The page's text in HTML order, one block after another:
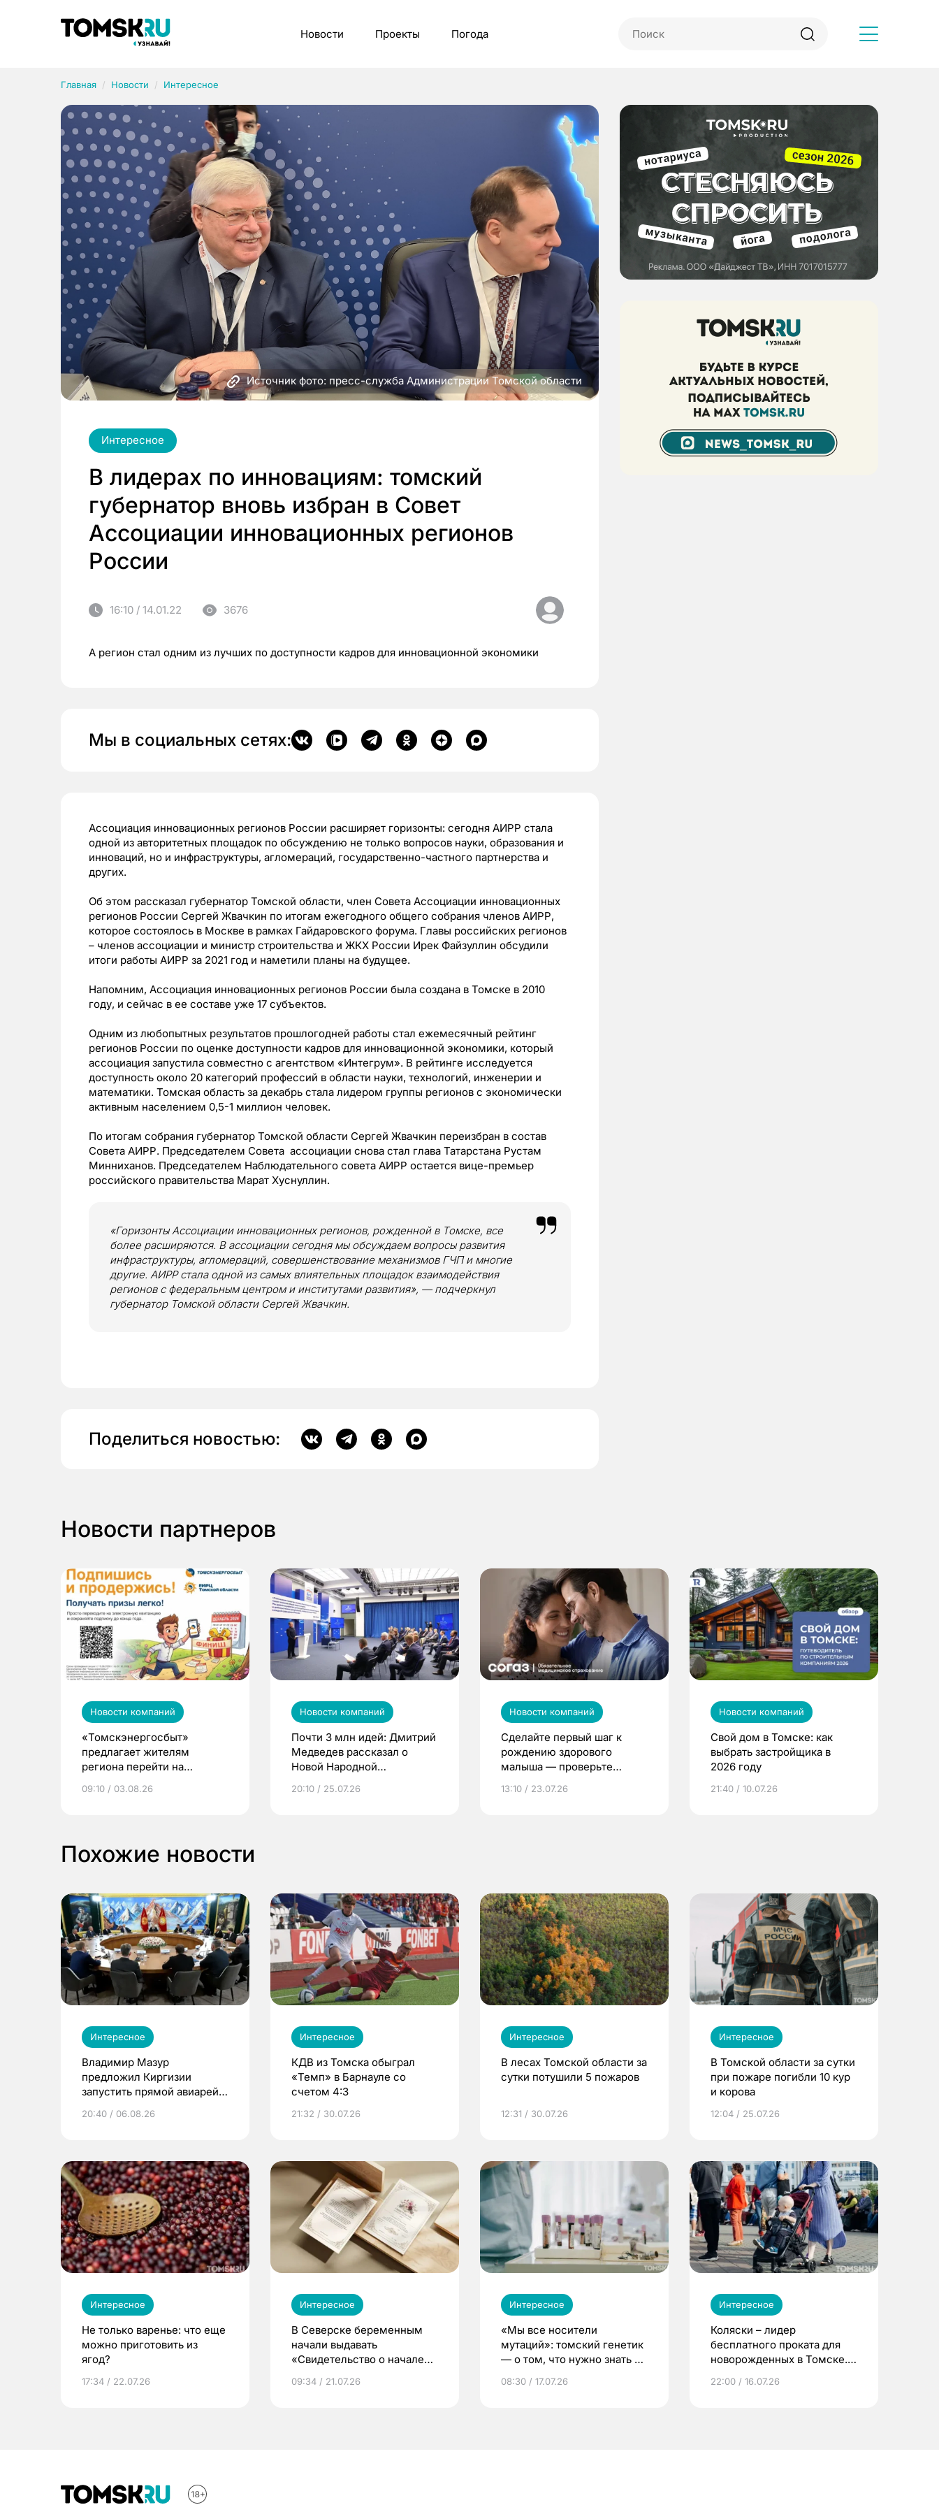
Новости Проекты Погода
Главная Новости Интересное
Источник фото: пресс-служба Администрации Томской области
Интересное
В лидерах по инновациям: томский
губернатор вновь избран в Совет
Ассоциации инновационных регионов
России
16:10 / 14.01.22 3676
А регион стал одним из лучших по доступности кадров для инновационной экономики
Мы в социальных сетях:
Ассоциация инновационных регионов России расширяет горизонты: сегодня АИРР стала
одной из авторитетных площадок по обсуждению не только вопросов науки, образования и
инноваций, но и инфраструктуры, агломераций, государственно-частного партнерства и
других.
Об этом рассказал губернатор Томской области, член Совета Ассоциации инновационных
регионов России Сергей Жвачкин по итогам ежегодного общего собрания членов АИРР,
которое состоялось в Москве в рамках Гайдаровского форума. Главы российских регионов
– членов ассоциации и министр строительства и ЖКХ России Ирек Файзуллин обсудили
итоги работы АИРР за 2021 год и наметили планы на будущее.
Напомним, Ассоциация инновационных регионов России была создана в Томске в 2010
году, и сейчас в ее составе уже 17 субъектов.
Одним из любопытных результатов прошлогодней работы стал ежемесячный рейтинг
регионов России по оценке доступности кадров для инновационной экономики, который
ассоциация запустила совместно с агентством «Интегрум». В рейтинге исследуется
доступность около 20 категорий профессий в области науки, технологий, инженерии и
математики. Томская область за декабрь стала лидером группы регионов с экономически
активным населением 0,5-1 миллион человек.
По итогам собрания губернатор Томской области Сергей Жвачкин переизбран в состав
Совета АИРР. Председателем Совета ассоциации снова стал глава Татарстана Рустам
Минниханов. Председателем Наблюдательного совета АИРР остается вице-премьер
российского правительства Марат Хуснуллин.
«Горизонты Ассоциации инновационных регионов, рожденной в Томске, все
более расширяются. В ассоциации сегодня мы обсуждаем вопросы развития
инфраструктуры, агломераций, совершенствование механизмов ГЧП и многие
другие. АИРР стала одной из самых влиятельных площадок взаимодействия
регионов с федеральным центром и институтами развития», — подчеркнул
губернатор Томской области Сергей Жвачкин.
Поделиться новостью:
Новости партнеров
Новости компаний
«Томскэнергосбыт»
предлагает жителям
региона перейти на
выиграть призы
09:10 / 03.08.26
Новости компаний
Почти 3 млн идей: Дмитрий
Медведев рассказал о
Новой Народной
20:10 / 25.07.26
Новости компаний
Сделайте первый шаг к
рождению здорового
малыша — проверьте
по ОМС!
13:10 / 23.07.26
Новости компаний
Свой дом в Томске: как
выбрать застройщика в
2026 году
21:40 / 10.07.26
Похожие новости
Интересное
Владимир Мазур
предложил Киргизии
запустить прямой авиарейс
20:40 / 06.08.26
Интересное
КДВ из Томска обыграл
«Темп» в Барнауле со
счетом 4:3
21:32 / 30.07.26
Интересное
В лесах Томской области за
сутки потушили 5 пожаров
12:31 / 30.07.26
Интересное
В Томской области за сутки
при пожаре погибли 10 кур
и корова
12:04 / 25.07.26
Интересное
Не только варенье: что еще
можно приготовить из
ягод?
17:34 / 22.07.26
Интересное
В Северске беременным
начали выдавать
«Свидетельство о начале
09:34 / 21.07.26
Интересное
«Мы все носители
мутаций»: томский генетик
— о том, что нужно знать до
08:30 / 17.07.26
Интересное
Коляски – лидер
бесплатного проката для
новорожденных в Томске.
22:00 / 16.07.26
Рубрики